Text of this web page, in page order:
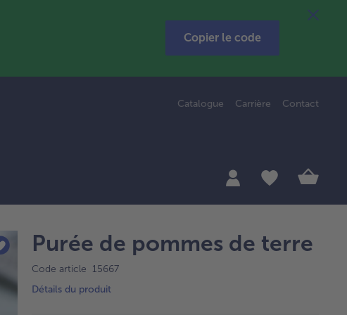
Copier le code
Catalogue Carrière Contact
Purée de pommes de terre
Code article 15667
Détails du produit